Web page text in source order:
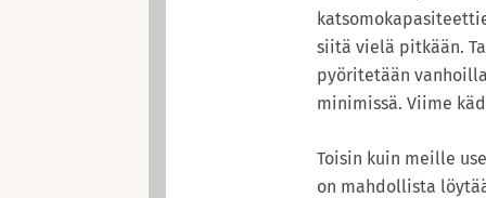
siitä vielä pitkään.
pyöritetään
minimissä. Viime
Toisin kuin meille
on mahdollista